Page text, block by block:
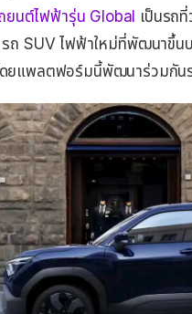
นต์ไฟฟ้ารุ่น Global เป็นรถ
รถ SUV ไฟฟ้าใหม่ที่พัฒนาขึ้
โดยแพลตฟอร์มนี้พัฒนาร่วมกั